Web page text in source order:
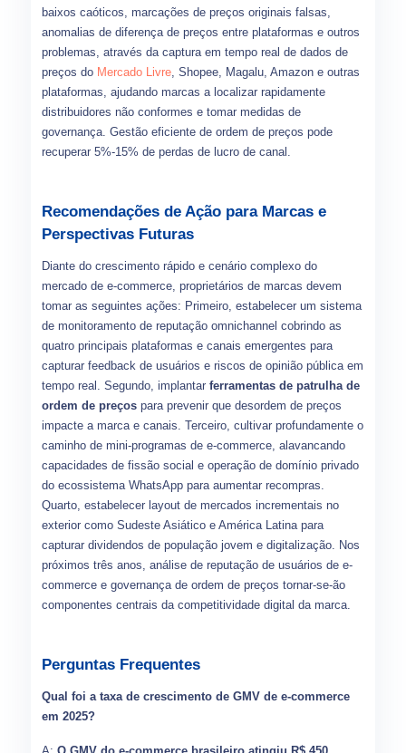
baixos caóticos, marcações de preços originais falsas,
anomalias de diferença de preços entre plataformas e outros
problemas, através da captura em tempo real de dados de
preços do Mercado Livre, Shopee, Magalu, Amazon e outras
plataformas, ajudando marcas a localizar rapidamente
distribuidores não conformes e tomar medidas de
governança. Gestão eficiente de ordem de preços pode
recuperar 5%-15% de perdas de lucro de canal.
Recomendações de Ação para Marcas e
Perspectivas Futuras
Diante do crescimento rápido e cenário complexo do
mercado de e-commerce, proprietários de marcas devem
tomar as seguintes ações: Primeiro, estabelecer um sistema
de monitoramento de reputação omnichannel cobrindo as
quatro principais plataformas e canais emergentes para
capturar feedback de usuários e riscos de opinião pública em
tempo real. Segundo, implantar ferramentas de patrulha de
ordem de preços para prevenir que desordem de preços
impacte a marca e canais. Terceiro, cultivar profundamente o
caminho de mini-programas de e-commerce, alavancando
capacidades de fissão social e operação de domínio privado
do ecossistema WhatsApp para aumentar recompras.
Quarto, estabelecer layout de mercados incrementais no
exterior como Sudeste Asiático e América Latina para
capturar dividendos de população jovem e digitalização. Nos
próximos três anos, análise de reputação de usuários de e-
commerce e governança de ordem de preços tornar-se-ão
componentes centrais da competitividade digital da marca.
Perguntas Frequentes
Qual foi a taxa de crescimento de GMV de e-commerce
em 2025?